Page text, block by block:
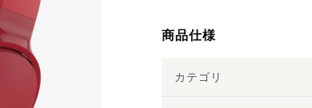
商品仕様
カテゴリ